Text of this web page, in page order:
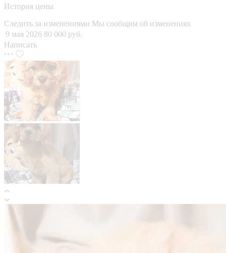
История цены
Следить за изменениями Мы сообщим об изменениях
9 мая 2026 80 000 руб.
Написать